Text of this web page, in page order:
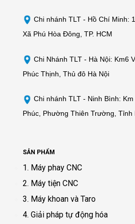
Chi nhánh TLT - Hồ Chí Minh:
Xã Phú Hòa Đông, TP. HCM
Chi Nhánh TLT - Hà Nội: Km6
Phúc Thịnh, Thủ đô Hà Nội
Chi nhánh TLT - Ninh Bình:
Phúc, Phường Thiên Trường, Tỉnh
SẢN PHẨM
1. Máy phay CNC
2. Máy tiện CNC
3. Máy khoan và Taro
4. Giải pháp tự động hóa